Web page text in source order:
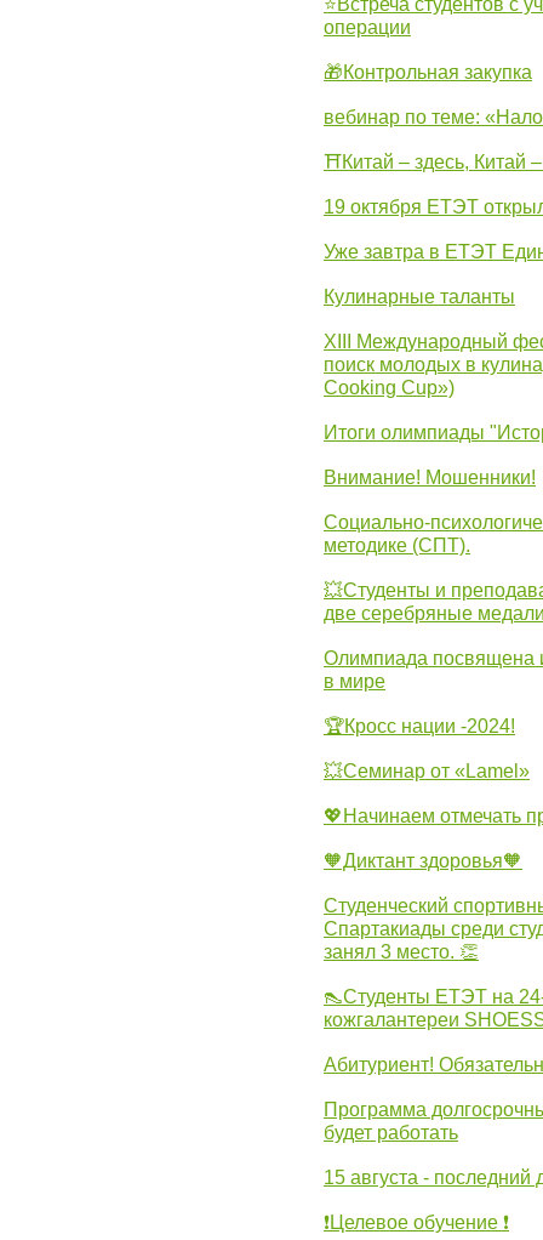
⭐Встреча студентов с
операции
🎁Контрольная закупка
вебинар по теме:
⛩Китай – здесь, Китай
19 октября ЕТЭТ
Уже завтра в ЕТЭТ
Кулинарные таланты
XIII Международный
поиск молодых в
Cooking Cup»)
Итоги олимпиады
Внимание! Мошенники!
Социально-
методике (СПТ).
💥Студенты и
две серебряные
Олимпиада посвящена
в мире
🏆Кросс нации -2024!
💥Семинар от «Lamel»
💖Начинаем отмечать
🧡Диктант здоровья🧡
Студенческий
Спартакиады среди
занял 3 место. 👏
👠Студенты ЕТЭТ на
кожгалантереи
Абитуриент!
Программа
будет работать
15 августа - последний
❗Целевое обучение ❗